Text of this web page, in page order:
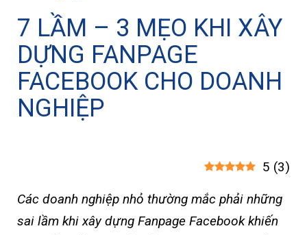
7 LẦM – 3 MẸO KHI XÂY
DỰNG FANPAGE
FACEBOOK CHO DOANH
NGHIỆP
5 (3)
Các doanh nghiệp nhỏ thường mắc phải những
sai lầm khi xây dựng Fanpage Facebook khiến